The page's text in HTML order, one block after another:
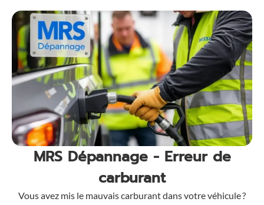
MRS Dépannage - Erreur de
carburant
Vous avez mis le mauvais carburant dans votre véhicule ?